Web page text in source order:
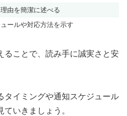
由を簡潔に述べる
ールや対応方法を示す
ることで、読み手に誠実さと安
タイミングや通知スケジュール
いきましょう。